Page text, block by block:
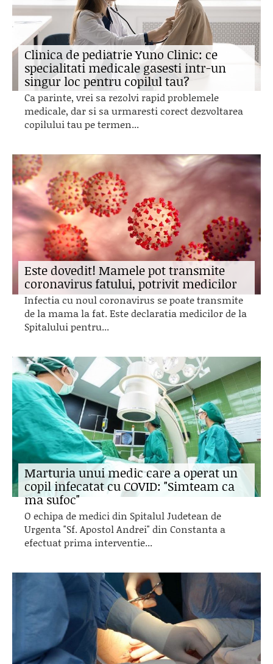
Clinica de pediatrie Yuno Clinic: ce
specialitati medicale gasesti intr-un
singur loc pentru copilul tau?
Ca parinte, vrei sa rezolvi rapid problemele
medicale, dar si sa urmaresti corect dezvoltarea
copilului tau pe termen...
Este dovedit! Mamele pot transmite
coronavirus fatului, potrivit medicilor
Infectia cu noul coronavirus se poate transmite
de la mama la fat. Este declaratia medicilor de la
Spitalului pentru...
Marturia unui medic care a operat un
copil infecatat cu COVID: "Simteam ca
ma sufoc"
O echipa de medici din Spitalul Judetean de
Urgenta "Sf. Apostol Andrei" din Constanta a
efectuat prima interventie...